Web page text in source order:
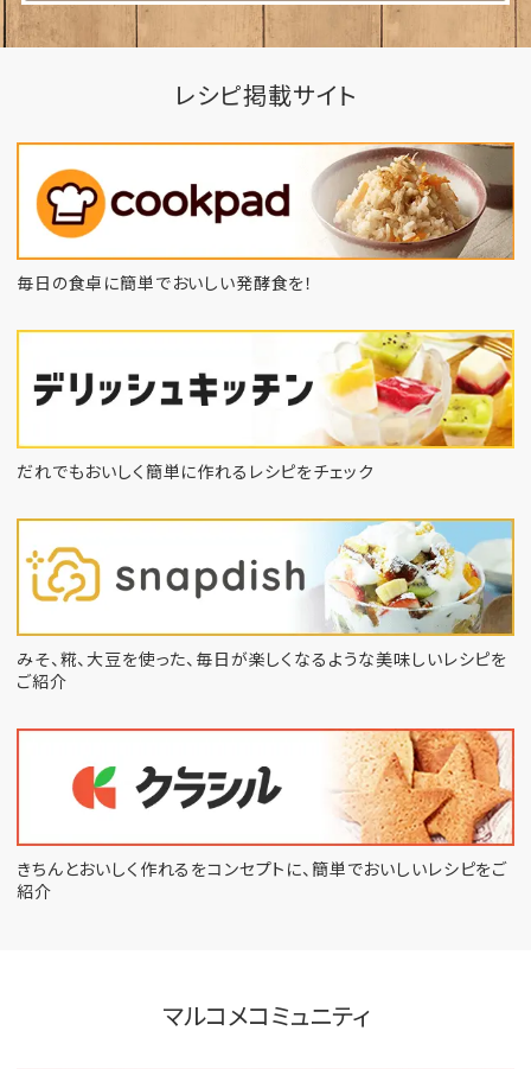
レシピ掲載サイト
毎日の食卓に簡単でおいしい発酵食を！
だれでもおいしく簡単に作れるレシピをチェック
みそ、糀、大豆を使った、毎日が楽しくなるような美味しいレシピを
ご紹介
きちんとおいしく作れるをコンセプトに、簡単でおいしいレシピをご
紹介
マルコメコミュニティ